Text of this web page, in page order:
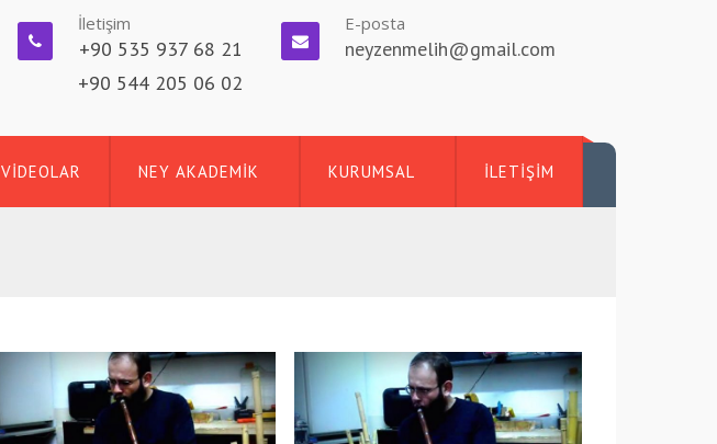
İletişim
+90 535 937 68 21
+90 544 205 06 02
E-posta
neyzenmelih@gmail.com
VİDEOLAR NEY AKADEMİK KURUMSAL İLETİŞİM